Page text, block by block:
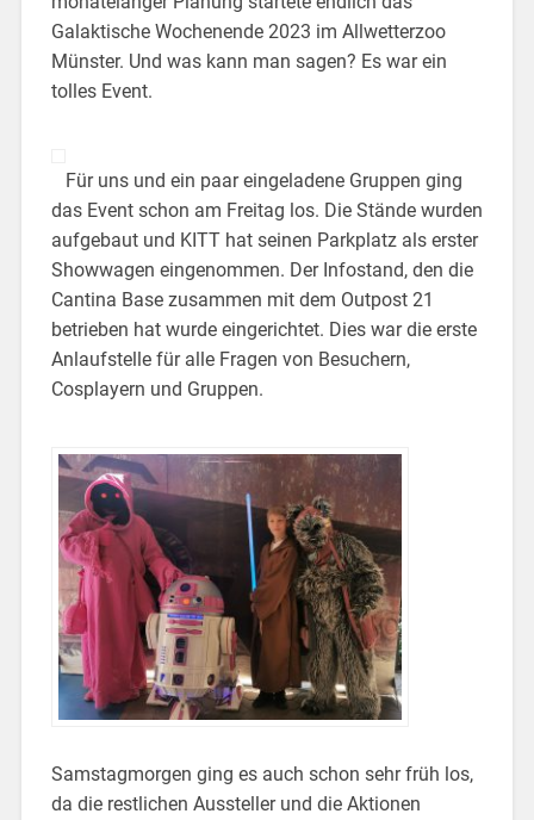
Galaktische Wochenende 2023 im Allwetterzoo
Münster. Und was kann man sagen? Es war ein
tolles Event.
Für uns und ein paar eingeladene Gruppen ging
das Event schon am Freitag los. Die Stände wurden
aufgebaut und KITT hat seinen Parkplatz als erster
Showwagen eingenommen. Der Infostand, den die
Cantina Base zusammen mit dem Outpost 21
betrieben hat wurde eingerichtet. Dies war die erste
Anlaufstelle für alle Fragen von Besuchern,
Cosplayern und Gruppen.
Samstagmorgen ging es auch schon sehr früh los,
da die restlichen Aussteller und die Aktionen